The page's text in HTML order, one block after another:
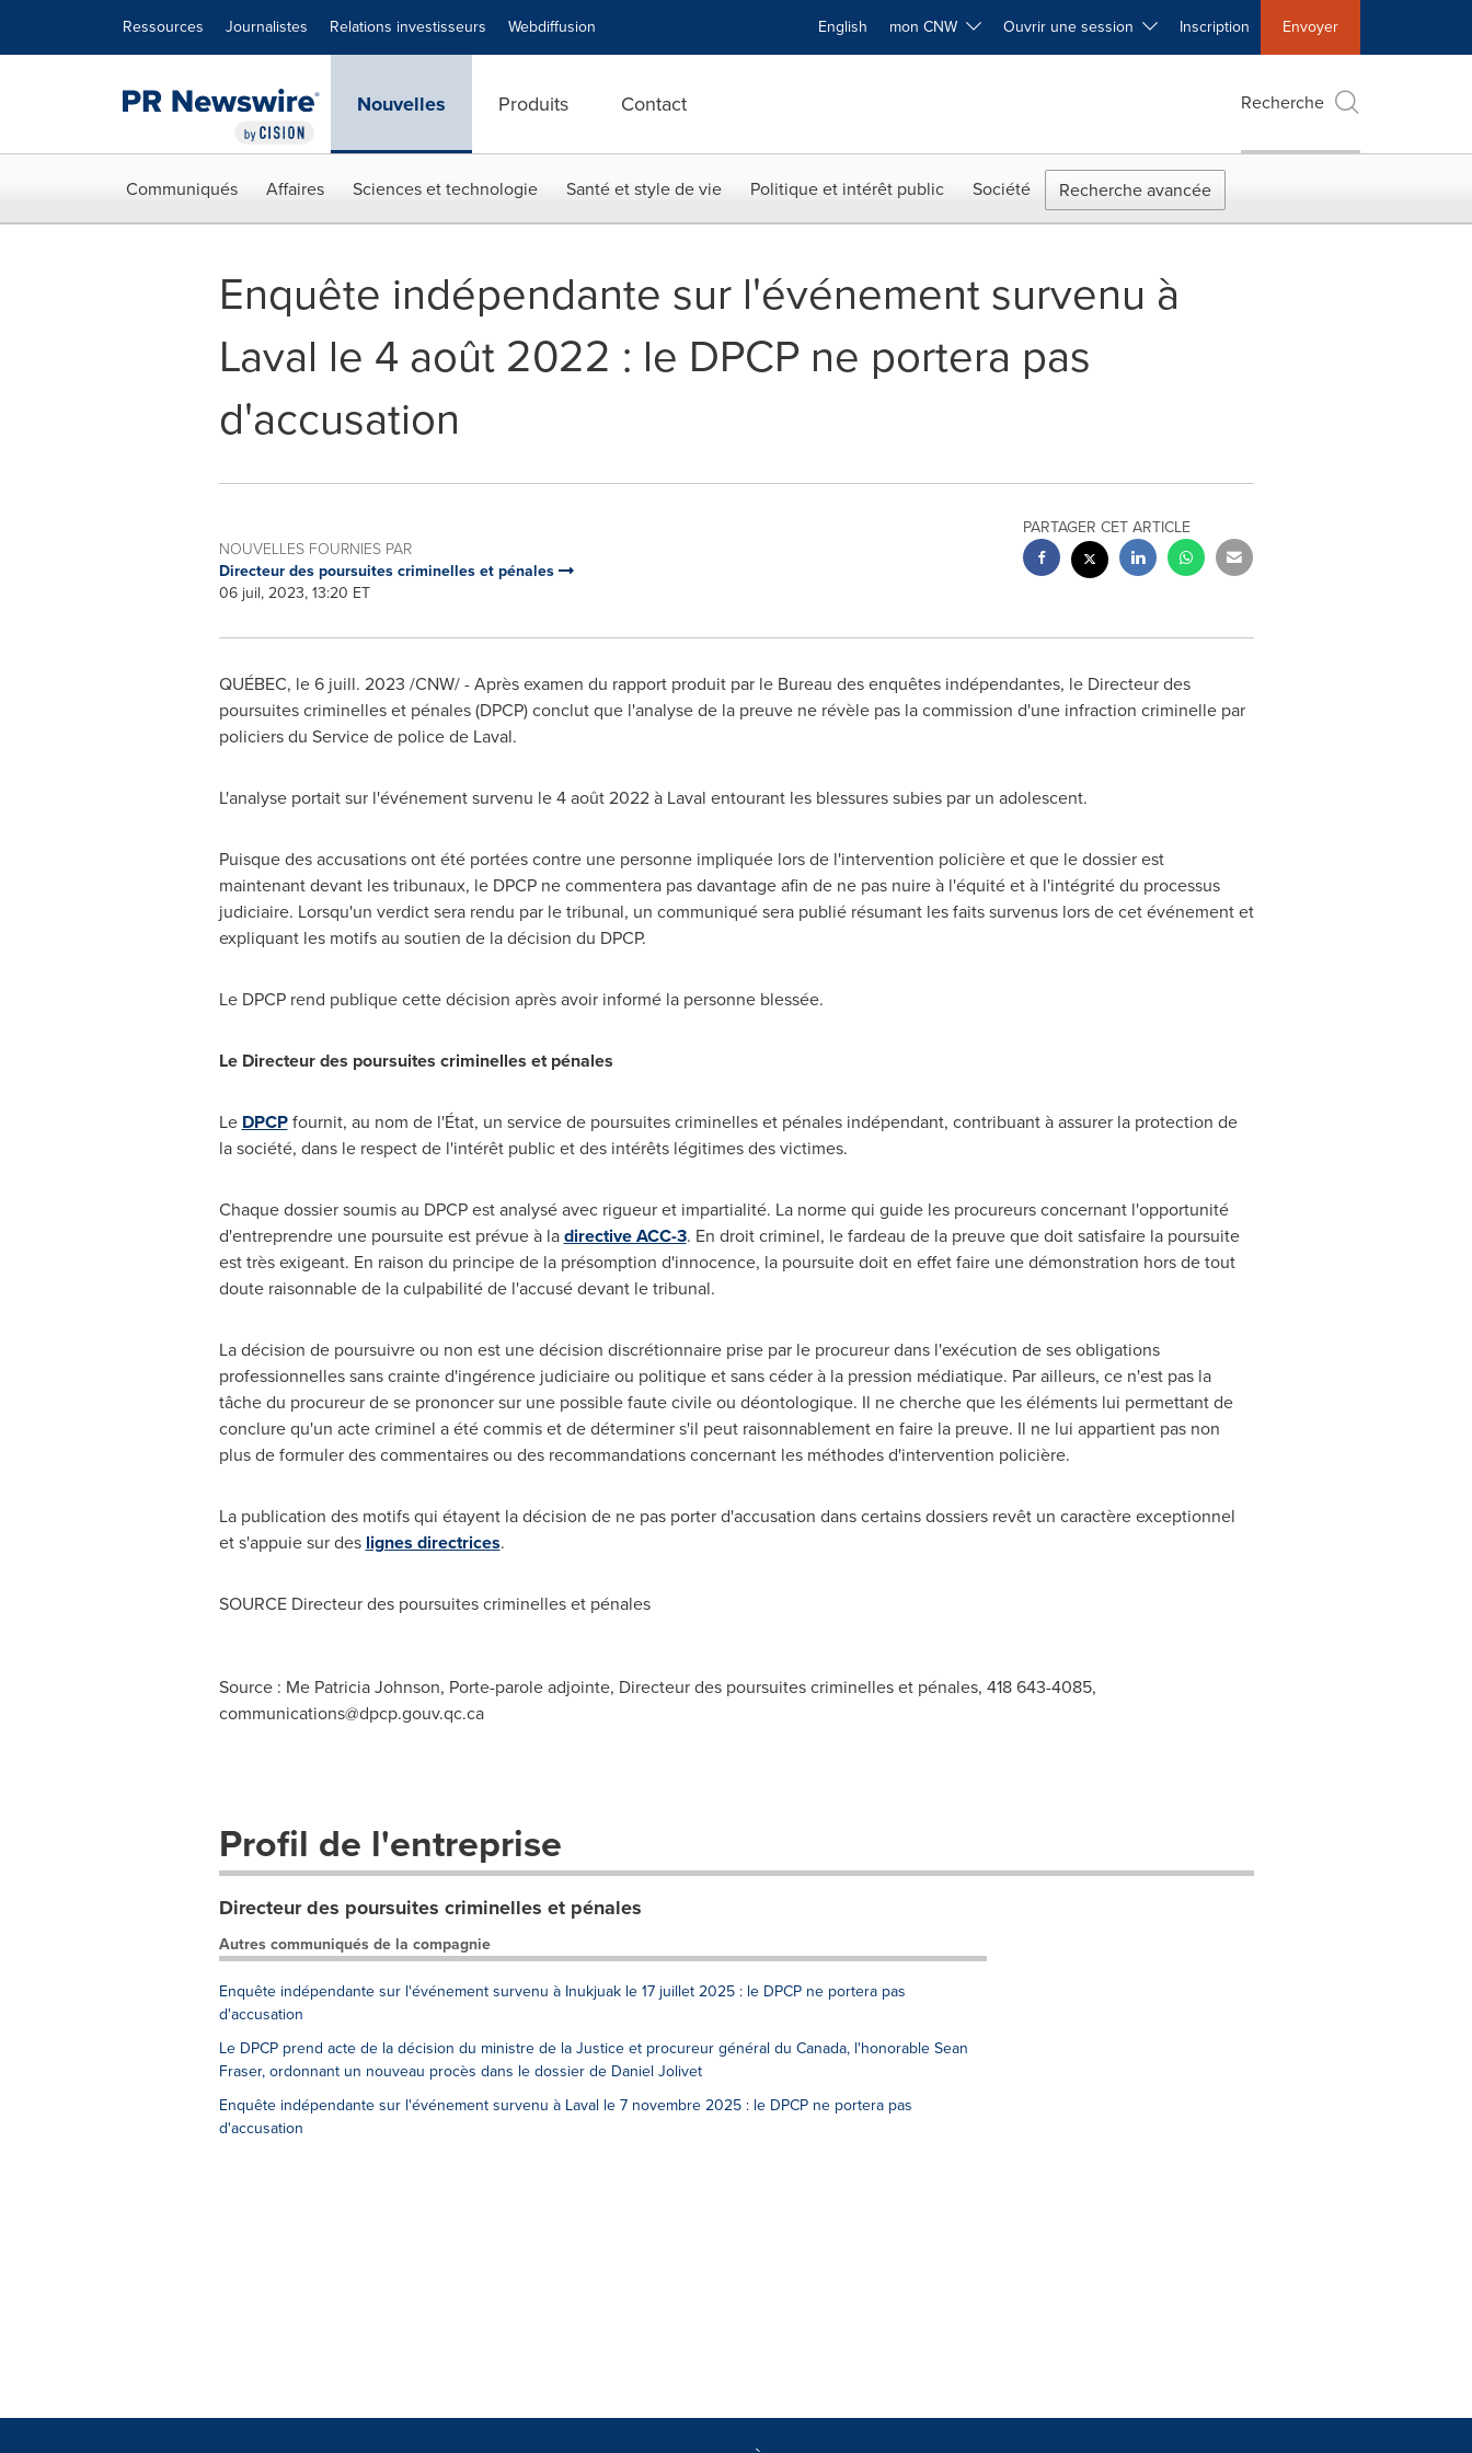
Ressources Journalistes Relations investisseurs Webdiffusion English mon CNW Ouvrir une session Inscription Envoyer
Nouvelles Produits Contact Recherche
Communiqués Affaires Sciences et technologie Santé et style de vie Politique et intérêt public Société Recherche avancée
Enquête indépendante sur l'événement survenu à
Laval le 4 août 2022 : le DPCP ne portera pas
d'accusation
NOUVELLES FOURNIES PAR
Directeur des poursuites criminelles et pénales
06 juil, 2023, 13:20 ET
PARTAGER CET ARTICLE
QUÉBEC, le 6 juill. 2023 /CNW/ - Après examen du rapport produit par le Bureau des enquêtes indépendantes, le Directeur des
poursuites criminelles et pénales (DPCP) conclut que l'analyse de la preuve ne révèle pas la commission d'une infraction criminelle par
policiers du Service de police de Laval.
L'analyse portait sur l'événement survenu le 4 août 2022 à Laval entourant les blessures subies par un adolescent.
Puisque des accusations ont été portées contre une personne impliquée lors de l'intervention policière et que le dossier est
maintenant devant les tribunaux, le DPCP ne commentera pas davantage afin de ne pas nuire à l'équité et à l'intégrité du processus
judiciaire. Lorsqu'un verdict sera rendu par le tribunal, un communiqué sera publié résumant les faits survenus lors de cet événement et
expliquant les motifs au soutien de la décision du DPCP.
Le DPCP rend publique cette décision après avoir informé la personne blessée.
Le Directeur des poursuites criminelles et pénales
Le DPCPfournit, au nom de l'État, un service de poursuites criminelles et pénales indépendant, contribuant à assurer la protection de
la société, dans le respect de l'intérêt public et des intérêts légitimes des victimes.
Chaque dossier soumis au DPCP est analysé avec rigueur et impartialité. La norme qui guide les procureurs concernant l'opportunité
d'entreprendre une poursuite est prévue à ladirective ACC-3. En droit criminel, le fardeau de la preuve que doit satisfaire la poursuite
est très exigeant. En raison du principe de la présomption d'innocence, la poursuite doit en effet faire une démonstration hors de tout
doute raisonnable de la culpabilité de l'accusé devant le tribunal.
La décision de poursuivre ou non est une décision discrétionnaire prise par le procureur dans l'exécution de ses obligations
professionnelles sans crainte d'ingérence judiciaire ou politique et sans céder à la pression médiatique. Par ailleurs, ce n'est pas la
tâche du procureur de se prononcer sur une possible faute civile ou déontologique. Il ne cherche que les éléments lui permettant de
conclure qu'un acte criminel a été commis et de déterminer s'il peut raisonnablement en faire la preuve. Il ne lui appartient pas non
plus de formuler des commentaires ou des recommandations concernant les méthodes d'intervention policière.
La publication des motifs qui étayent la décision de ne pas porter d'accusation dans certains dossiers revêt un caractère exceptionnel
et s'appuie sur des lignes directrices.
SOURCE Directeur des poursuites criminelles et pénales
Source : Me Patricia Johnson, Porte-parole adjointe, Directeur des poursuites criminelles et pénales, 418 643-4085,
communications@dpcp.gouv.qc.ca
Profil de l'entreprise
Directeur des poursuites criminelles et pénales
Autres communiqués de la compagnie
Enquête indépendante sur l'événement survenu à Inukjuak le 17 juillet 2025 : le DPCP ne portera pas
d'accusation
Le DPCP prend acte de la décision du ministre de la Justice et procureur général du Canada, l'honorable Sean
Fraser, ordonnant un nouveau procès dans le dossier de Daniel Jolivet
Enquête indépendante sur l'événement survenu à Laval le 7 novembre 2025 : le DPCP ne portera pas
d'accusation